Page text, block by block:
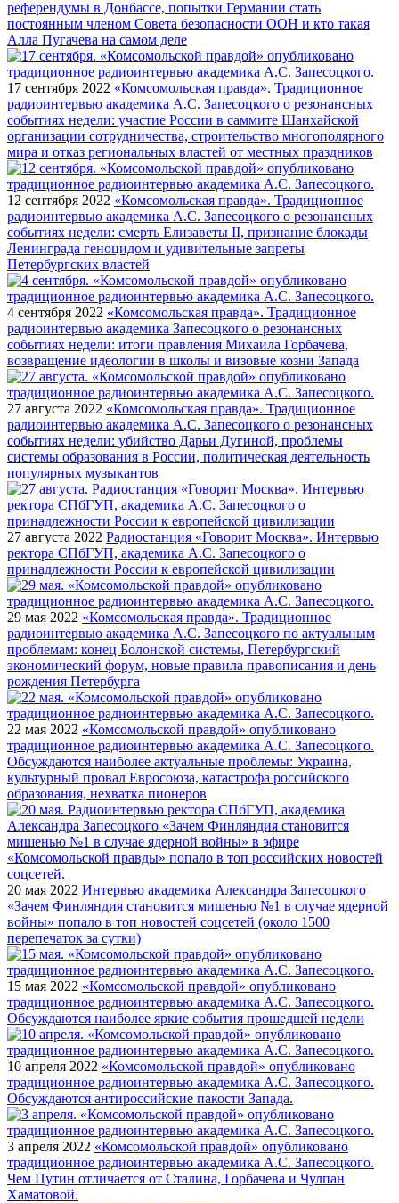
референдумы в Донбассе, попытки Германии стать
постоянным членом Совета безопасности ООН и кто такая
Алла Пугачева на самом деле
17 сентября 2022 «Комсомольская правда». Традиционное
радиоинтервью академика А.С. Запесоцкого о резонансных
событиях недели: участие России в саммите Шанхайской
организации сотрудничества, строительство многополярного
мира и отказ региональных властей от местных праздников
12 сентября 2022 «Комсомольская правда». Традиционное
радиоинтервью академика А.С. Запесоцкого о резонансных
событиях недели: смерть Елизаветы II, признание блокады
Ленинграда геноцидом и удивительные запреты
Петербургских властей
4 сентября 2022 «Комсомольская правда». Традиционное
радиоинтервью академика Запесоцкого о резонансных
событиях недели: итоги правления Михаила Горбачева,
возвращение идеологии в школы и визовые козни Запада
27 августа 2022 «Комсомольская правда». Традиционное
радиоинтервью академика А.С. Запесоцкого о резонансных
событиях недели: убийство Дарьи Дугиной, проблемы
системы образования в России, политическая деятельность
популярных музыкантов
27 августа 2022 Радиостанция «Говорит Москва». Интервью
ректора СПбГУП, академика А.С. Запесоцкого о
принадлежности России к европейской цивилизации
29 мая 2022 «Комсомольская правда». Традиционное
радиоинтервью академика А.С. Запесоцкого по актуальным
проблемам: конец Болонской системы, Петербургский
экономический форум, новые правила правописания и день
рождения Петербурга
22 мая 2022 «Комсомольской правдой» опубликовано
традиционное радиоинтервью академика А.С. Запесоцкого.
Обсуждаются наиболее актуальные проблемы: Украина,
культурный провал Евросоюза, катастрофа российского
образования, нехватка пионеров
20 мая 2022 Интервью академика Александра Запесоцкого
«Зачем Финляндия становится мишенью №1 в случае ядерной
войны» попало в топ новостей соцсетей (около 1500
перепечаток за сутки)
15 мая 2022 «Комсомольской правдой» опубликовано
традиционное радиоинтервью академика А.С. Запесоцкого.
Обсуждаются наиболее яркие события прошедшей недели
10 апреля 2022 «Комсомольской правдой» опубликовано
традиционное радиоинтервью академика А.С. Запесоцкого.
Обсуждаются антироссийские пакости Запада.
3 апреля 2022 «Комсомольской правдой» опубликовано
традиционное радиоинтервью академика А.С. Запесоцкого.
Чем Путин отличается от Сталина, Горбачева и Чулпан
Хаматовой.